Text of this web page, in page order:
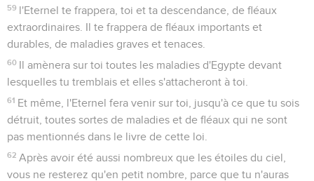
59 l'Eternel te frappera, toi et ta descendance, de fléaux
extraordinaires. Il te frappera de fléaux importants et
durables, de maladies graves et tenaces.
60 Il amènera sur toi toutes les maladies d'Egypte devant
lesquelles tu tremblais et elles s'attacheront à toi.
61 Et même, l'Eternel fera venir sur toi, jusqu'à ce que tu sois
détruit, toutes sortes de maladies et de fléaux qui ne sont
pas mentionnés dans le livre de cette loi.
62 Après avoir été aussi nombreux que les étoiles du ciel,
vous ne resterez qu'en petit nombre, parce que tu n'auras